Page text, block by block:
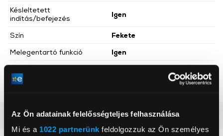
Az Ön adatainak felelősségteljes felhasználása
Mi és a 1022 partnerünk feldolgozzuk az Ön személyes
Késleltetett
indítás/befejezés
Igen
Szín
Fekete
Melegentartó funkció
Igen
Gluténmentes sütés
Részletes ismertető